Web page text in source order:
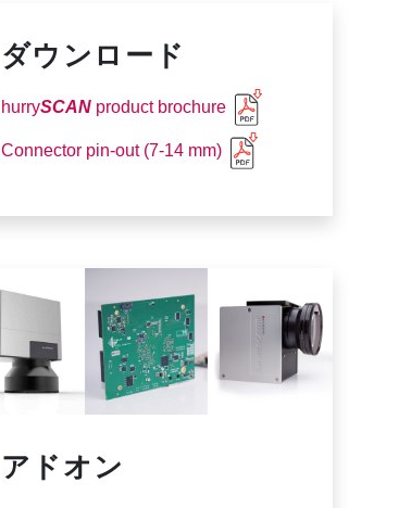
ダウンロード
hurrySCAN product brochure
Connector pin-out (7-14 mm)
アドオン